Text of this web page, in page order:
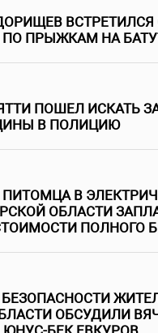
ВСТРЕТИЛСЯ
ПРЫЖКАМ НА
ПОШЕЛ ИСКАТЬ
В ПОЛИЦИЮ
ПИТОМЦА В
ОБЛАСТИ
ПОЛНОГО
ОБСУДИЛИ